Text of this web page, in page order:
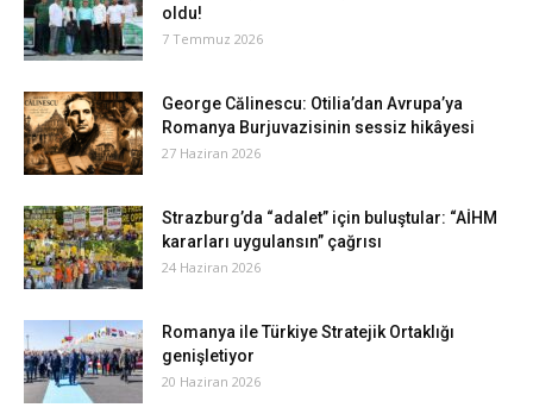
oldu!
7 Temmuz 2026
George Călinescu: Otilia’dan Avrupa’ya
Romanya Burjuvazisinin sessiz hikâyesi
27 Haziran 2026
Strazburg’da “adalet” için buluştular: “AİHM
kararları uygulansın” çağrısı
24 Haziran 2026
Romanya ile Türkiye Stratejik Ortaklığı
genişletiyor
20 Haziran 2026